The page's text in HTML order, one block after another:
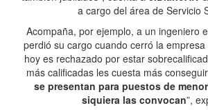
a cargo del área de Servicio
Acompaña, por ejemplo, a un ingeniero
perdió su cargo cuando cerró la
hoy es rechazado por estar
más calificadas les cuesta más
se presentan para puestos de
siquiera las convocan”,